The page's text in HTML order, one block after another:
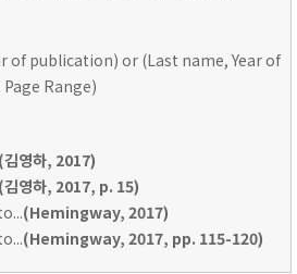
of publication) or (Last name, Year of
Range)
(김영하, 2017)
(김영하, 2017, p. 15)
(Hemingway, 2017)
(Hemingway, 2017, pp. 115-120)